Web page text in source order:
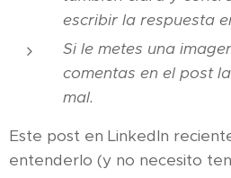
escribir la respuesta
Si le metes una
comentas en el post
mal.
Este post en LinkedIn
entenderlo (y no necesito